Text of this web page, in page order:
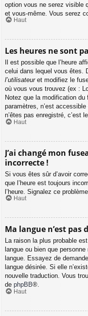
option vous ne serez visible
et vous-même. Vous serez
Haut
Les heures ne sont
Il est possible que l’heure
celui dans lequel vous êtes.
l’utilisateuret modifiez le
où vous vous trouvez (ex :
Notez que la modification
paramètres, n’est
n’êtes pas enregistré, c’est
Haut
J’ai changé mon
incorrecte !
Si vous êtes sûr d’avoir
que l’heure est toujours
l’heure. Signalez ce
Haut
Ma langue n’est pas
La raison la plus probable
langue ou bien que
langue. Essayez de
langue désirée. Si elle
nouvelle traduction. Vous
de phpBB®.
Haut